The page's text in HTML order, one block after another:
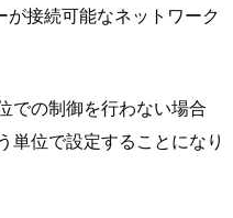
接続可能なネットワーク
での制御を行わない場合
単位で設定することになり